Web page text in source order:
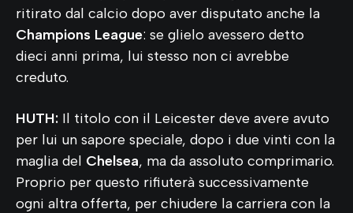
ritirato dal calcio dopo aver disputato anche la
Champions League: se glielo avessero detto
dieci anni prima, lui stesso non ci avrebbe
creduto.
HUTH: Il titolo con il Leicester deve avere avuto
per lui un sapore speciale, dopo i due vinti con la
maglia del Chelsea, ma da assoluto comprimario.
Proprio per questo rifiuterà successivamente
ogni altra offerta, per chiudere la carriera con la